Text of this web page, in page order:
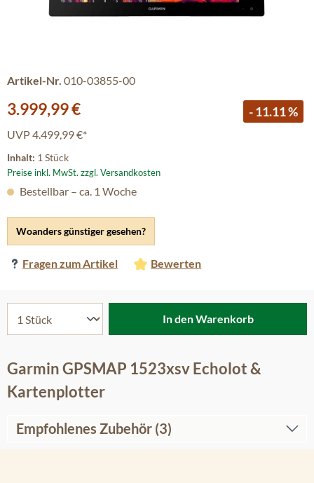
Artikel-Nr. 010-03855-00
Verkaufspreis:
3.999,99 € - 11.11 %
UVP4.499,99 €*
Inhalt: 1 Stück
Preise inkl. MwSt. zzgl. Versandkosten
Woanders günstiger gesehen?
Fragen zum Artikel Bewerten
Bestellbar – ca. 1 Woche
In den Warenkorb
Garmin GPSMAP 1523xsv Echolot &
Kartenplotter
Empfohlenes Zubehör (3)